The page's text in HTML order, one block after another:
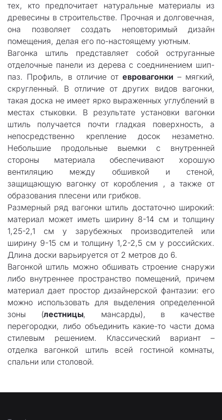
тех, кто предпочитает натуральные материалы из
древесины в строительстве. Прочная и долговечная,
она позволяет создать неповторимый дизайн
помещения, делая его по-настоящему уютным.
Вагонка штиль представляет собой оструганные
отделочные панели из дерева с соеднинением шип-
паз. Профиль, в отличие отевровагонки – мягкий,
скругленный. В отличие от других видов вагонки,
такая доска не имеет ярко выраженных углублений в
местах стыковки. В результате установки вагонки
штиль получается почти гладкая поверхность, а
непосредственно крепление досок незаметно.
Небольшие продольные выемки с внутренней
стороны материала обеспечивают хорошую
вентиляцию между обшивкой и стеной,
защищающую вагонку от коробления , а также от
образования плесени или грибков.
Размерный ряд вагонки штиль достаточно широкий:
материал может иметь ширину 8-14 см и толщину
1,25-2,1 см у зарубежных производителей или
ширину 9-15 см и толщину 1,2-2,5 см у российских.
Длина доски варьируется от 2 метров до 6.
Вагонкой штиль можно обшивать строение снаружи
либо внутреннее пространство помещений, причем
материал дает простор дизайнерской фантазии: его
можно использовать для выделения определенной
зоны (лестницы, мансарды), в качестве
перегородки, либо объединить какие-то части дома
стилевым решением. Классический вариант –
отделка вагонкой штиль всей гостиной комнаты,
спальни или столовой.